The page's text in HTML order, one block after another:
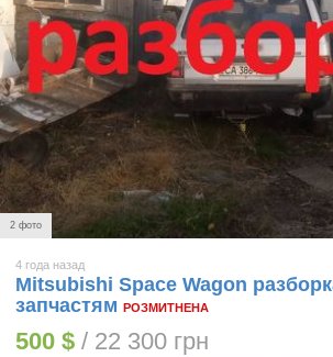
2 фото
4 года назад
Mitsubishi Space Wagon
запчастям РОЗМИТНЕНА
500 $ / 22 300 грн